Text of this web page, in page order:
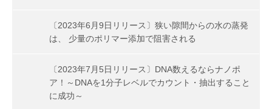
〔2023年6月9日リリース〕狭い隙間からの水の蒸発
は、 少量のポリマー添加で阻害される
〔2023年7月5日リリース〕DNA数えるならナノポ
ア！～DNAを1分子レベルでカウント・抽出すること
に成功～